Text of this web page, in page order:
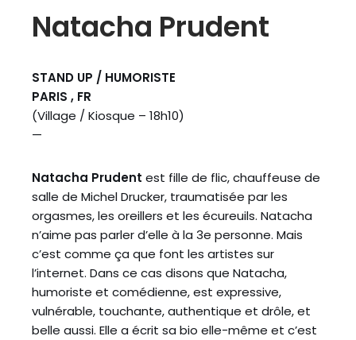
Natacha Prudent
STAND UP / HUMORISTE
PARIS , FR
(Village / Kiosque – 18h10)
—
Natacha Prudent est fille de flic, chauffeuse de
salle de Michel Drucker, traumatisée par les
orgasmes, les oreillers et les écureuils. Natacha
n’aime pas parler d’elle à la 3e personne. Mais
c’est comme ça que font les artistes sur
l’internet. Dans ce cas disons que Natacha,
humoriste et comédienne, est expressive,
vulnérable, touchante, authentique et drôle, et
belle aussi. Elle a écrit sa bio elle-même et c’est